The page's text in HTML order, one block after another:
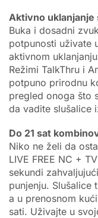
Aktivno uklanjanje
Buka i dosadni
potpunosti uživate
aktivnom
Režimi TalkThru i
potpuno prirodnu
pregled onoga što
da vadite slušalice
Do 21 sat
Niko ne želi da
LIVE FREE NC +
sekundi
punjenju. Slušalice
a u prenosnom
sati. Uživajte u